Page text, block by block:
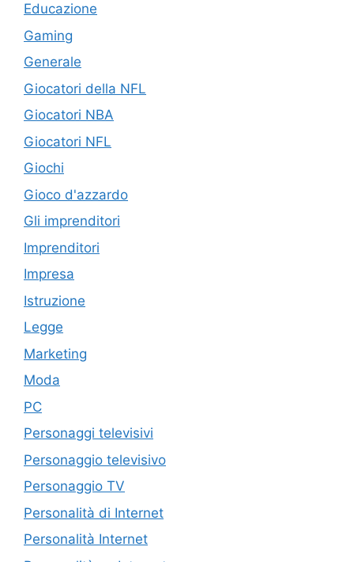
Educazione
Gaming
Generale
Giocatori della NFL
Giocatori NBA
Giocatori NFL
Giochi
Gioco d'azzardo
Gli imprenditori
Imprenditori
Impresa
Istruzione
Legge
Marketing
Moda
PC
Personaggi televisivi
Personaggio televisivo
Personaggio TV
Personalità di Internet
Personalità Internet